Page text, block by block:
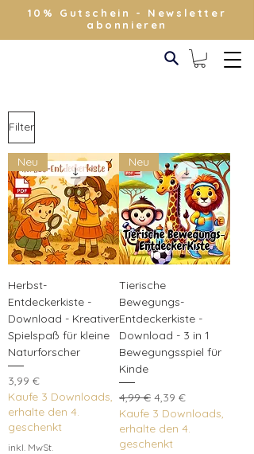
10% Gutschein - Newsletter
abonnieren
Filter
Neu
Herbst-
Entdeckerkiste -
Download - Kreativer
Spielspaß für kleine
Naturforscher
Preis
3,99 €
Kaufe 3 Downloads,
erhalte den 4.
geschenkt
inkl. MwSt.
Neu
Tierische
Bewegungs-
Entdeckerkiste -
Download - 3 in 1
Bewegungsspiel für
Kinde
Standardpreis
4,99 € Sale-Preis
4,39 €
Kaufe 3 Downloads,
erhalte den 4.
geschenkt